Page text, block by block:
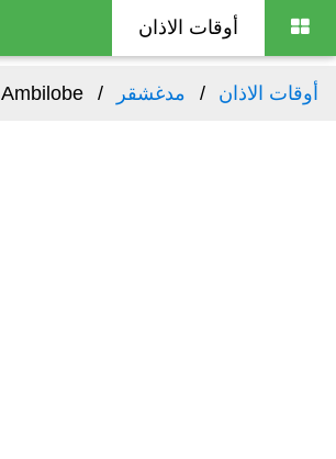
أوقات الاذان
أوقات الاذان مدغشقر Ambilobe